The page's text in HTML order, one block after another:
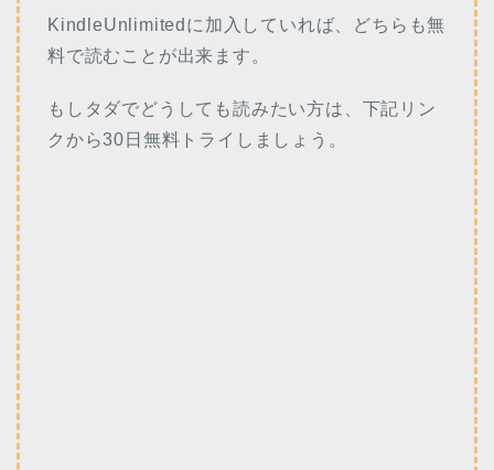
KindleUnlimitedに加入していれば、どちらも無
料で読むことが出来ます。
もしタダでどうしても読みたい方は、下記リン
クから30日無料トライしましょう。